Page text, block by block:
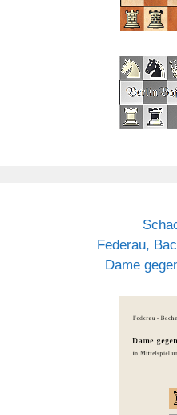
Federau,
Dame